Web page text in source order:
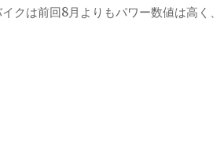
クは前回8月よりもパワー数値は高く、